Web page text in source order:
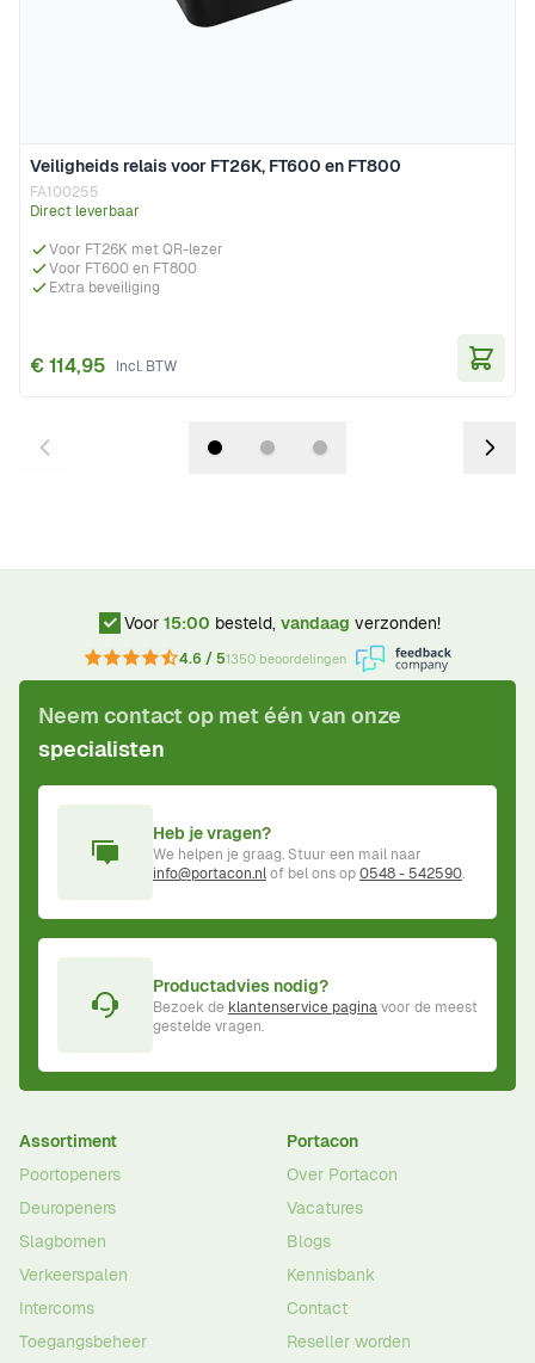
Veiligheids relais voor FT26K, FT600 en FT800
FA100255
Direct leverbaar
Voor FT26K met QR-lezer
Voor FT600 en FT800
Extra beveiliging
€ 114,95
Voor 15:00 besteld, vandaag verzonden!
4.6 / 51350 beoordelingen
Neem contact op met één van onze
specialisten
Heb je vragen?
We helpen je graag. Stuur een mail naar
info@portacon.nlof bel ons op0548 - 542590.
Productadvies nodig?
Bezoek de klantenservice paginavoor de meest
gestelde vragen.
Assortiment
Poortopeners
Deuropeners
Slagbomen
Verkeerspalen
Intercoms
Toegangsbeheer
Portacon
Over Portacon
Vacatures
Blogs
Kennisbank
Contact
Reseller worden